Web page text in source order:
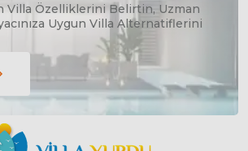
Villa Özelliklerini Belirtin, Uzman
Uygun Villa Alternatiflerini